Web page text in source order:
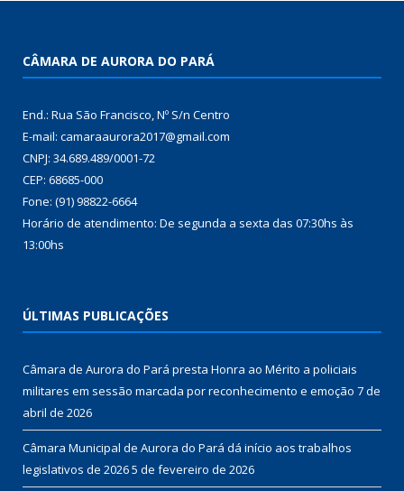
CÂMARA DE AURORA DO PARÁ
End.: Rua São Francisco, Nº S/n Centro
E-mail: camaraaurora2017@gmail.com
CNPJ: 34.689.489/0001-72
CEP: 68685-000
Fone: (91) 98822-6664
Horário de atendimento: De segunda a sexta das 07:30hs às
13:00hs
ÚLTIMAS PUBLICAÇÕES
Câmara de Aurora do Pará presta Honra ao Mérito a policiais
militares em sessão marcada por reconhecimento e emoção 7 de
abril de 2026
Câmara Municipal de Aurora do Pará dá início aos trabalhos
legislativos de 20265 de fevereiro de 2026